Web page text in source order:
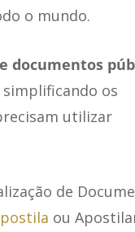
o mundo.
documentos
os
utilizar
de
ou